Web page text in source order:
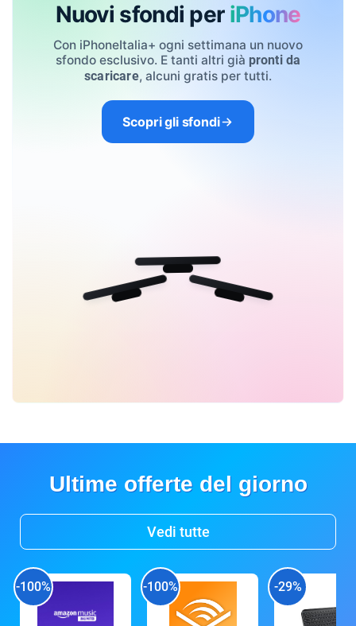
Nuovi sfondi per iPhone
Con iPhoneItalia+ ogni settimana un nuovo
sfondo esclusivo. E tanti altri già pronti da
scaricare, alcuni gratis per tutti.
Scopri gli sfondi
Ultime offerte del giorno
Vedi tutte
-100% -100% -29%